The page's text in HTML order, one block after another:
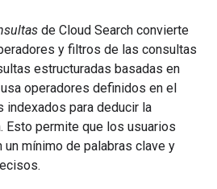
de Cloud Search convierte
y filtros de las consultas
estructuradas basadas en
operadores definidos en el
indexados para deducir la
Esto permite que los usuarios
mínimo de palabras clave y